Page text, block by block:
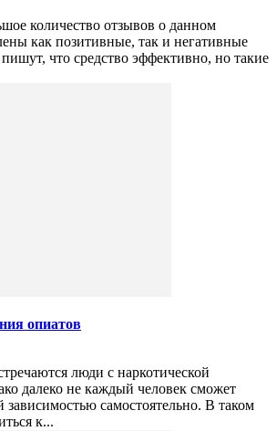
количество отзывов о данном
как позитивные, так и негативные
что средство эффективно, но такие
опиатов
люди с наркотической
далеко не каждый человек сможет
зависимостью самостоятельно. В таком
к...